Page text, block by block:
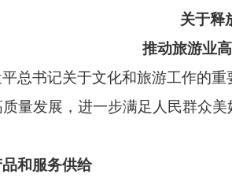
关于释
推动旅游业
总书记关于文化和旅游工作的
量发展，进一步满足人民群众
和服务供给